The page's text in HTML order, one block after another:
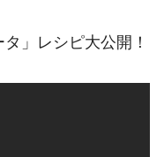
」レシピ大公開！